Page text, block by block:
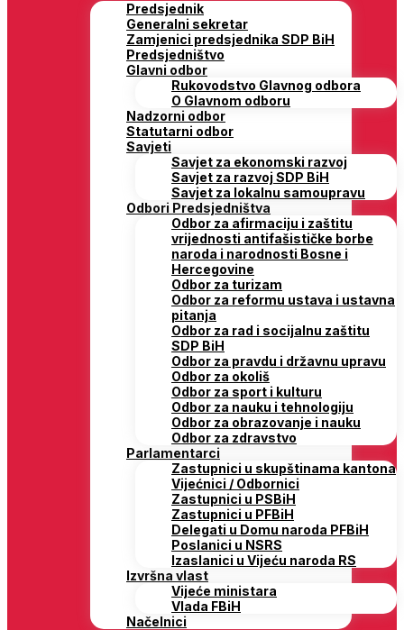
Predsjednik
Generalni sekretar
Zamjenici predsjednika SDP BiH
Predsjedništvo
Glavni odbor
Rukovodstvo Glavnog odbora
O Glavnom odboru
Nadzorni odbor
Statutarni odbor
Savjeti
Savjet za ekonomski razvoj
Savjet za razvoj SDP BiH
Savjet za lokalnu samoupravu
Odbori Predsjedništva
Odbor za afirmaciju i zaštitu
vrijednosti antifašističke borbe
naroda i narodnosti Bosne i
Hercegovine
Odbor za turizam
Odbor za reformu ustava i ustavna
pitanja
Odbor za rad i socijalnu zaštitu
SDP BiH
Odbor za pravdu i državnu upravu
Odbor za okoliš
Odbor za sport i kulturu
Odbor za nauku i tehnologiju
Odbor za obrazovanje i nauku
Odbor za zdravstvo
Parlamentarci
Zastupnici u skupštinama kantona
Vijećnici / Odbornici
Zastupnici u PSBiH
Zastupnici u PFBiH
Delegati u Domu naroda PFBiH
Poslanici u NSRS
Izaslanici u Vijeću naroda RS
Izvršna vlast
Vijeće ministara
Vlada FBiH
Načelnici